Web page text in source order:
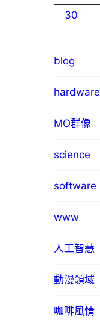
30
blog
hardware
MO群像
science
software
www
人工智慧
動漫領域
咖啡風情